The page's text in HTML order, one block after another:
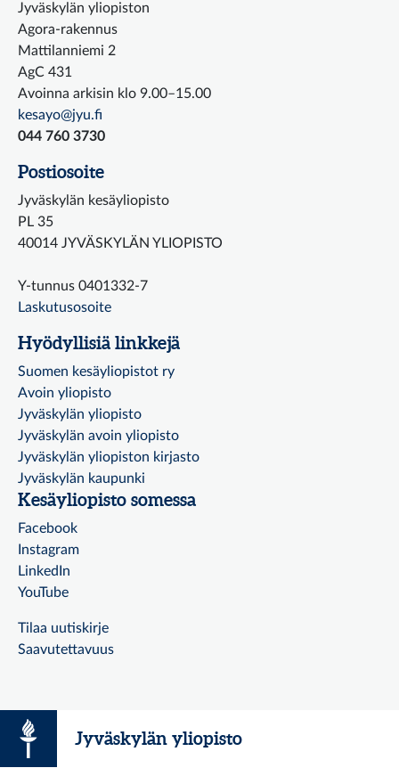
Jyväskylän yliopiston
Agora-rakennus
Mattilanniemi 2
AgC 431
Avoinna arkisin klo 9.00–15.00
kesayo@jyu.fi
044 760 3730
Postiosoite
Jyväskylän kesäyliopisto
PL 35
40014 JYVÄSKYLÄN YLIOPISTO
Y-tunnus 0401332-7
Laskutusosoite
Hyödyllisiä linkkejä
Suomen kesäyliopistot ry
Avoin yliopisto
Jyväskylän yliopisto
Jyväskylän avoin yliopisto
Jyväskylän yliopiston kirjasto
Jyväskylän kaupunki
Kesäyliopisto somessa
Facebook
Instagram
LinkedIn
YouTube
Tilaa uutiskirje
Saavutettavuus
Jyväskylän yliopisto